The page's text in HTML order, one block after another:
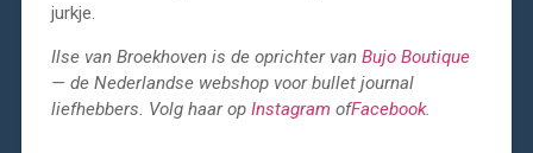
jurkje.
Ilse van Broekhoven is de oprichter van Bujo Boutique
— de Nederlandse webshop voor bullet journal
liefhebbers. Volg haar op Instagram ofFacebook.